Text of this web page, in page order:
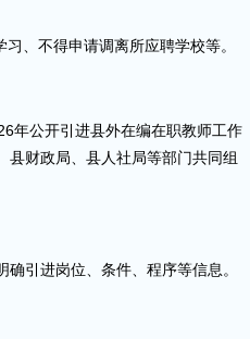
、不得申请调离所应聘学校等。
年公开引进县外在编在职教师工作
县财政局、县人社局等部门共同组
引进岗位、条件、程序等信息。​